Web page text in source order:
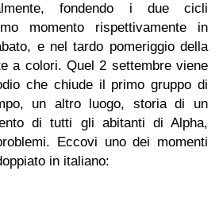
fondendo i due cicli
momento rispettivamente in
e nel tardo pomeriggio della
a colori. Quel 2 settembre viene
che chiude il primo gruppo di
un altro luogo, storia di un
di tutti gli abitanti di Alpha,
Eccovi uno dei momenti
in italiano: